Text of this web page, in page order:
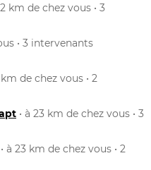
km de chez vous • 3
• 3 intervenants
km de chez vous • 2
• à 23 km de chez vous • 3
• à 23 km de chez vous • 2